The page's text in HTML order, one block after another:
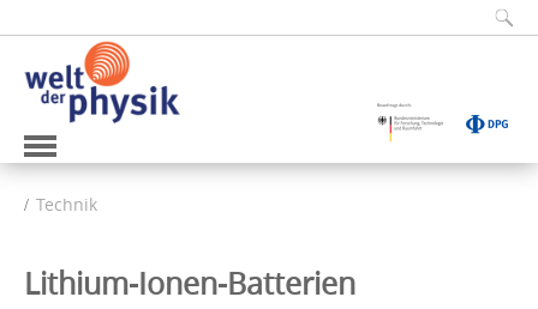
Technik
Lithium-Ionen-Batterien